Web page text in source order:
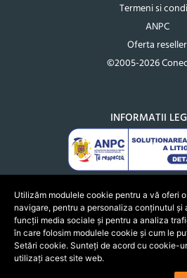
Termeni si
ANPC
Oferta reseller
©2005-2026
INFORMATII
Utilizăm modulele cookie pentru a vă oferi
navigare, pentru a personaliza conținutul și
funcții media sociale și pentru a analiza
în care folosim modulele cookie și cum le
Setări cookie. Sunteți de acord cu cookie-
utilizați acest site web.